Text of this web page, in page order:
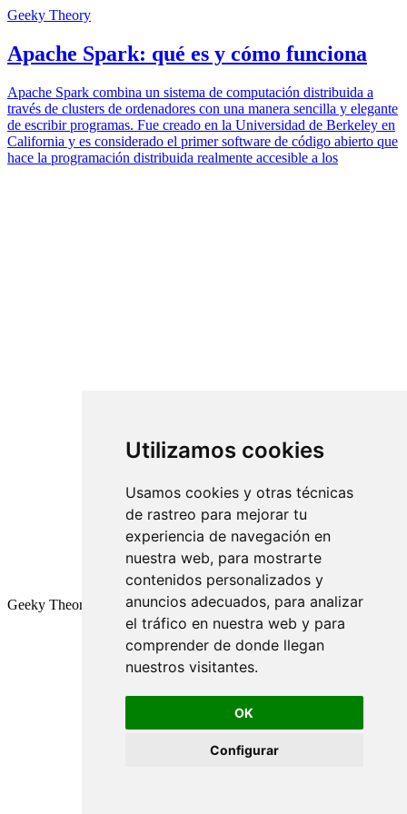
Utilizamos cookies
Usamos cookies y otras técnicas
de rastreo para mejorar tu
experiencia de navegación en
nuestra web, para mostrarte
contenidos personalizados y
anuncios adecuados, para analizar
el tráfico en nuestra web y para
comprender de donde llegan
nuestros visitantes.
OK
Configurar
Geeky Theory
Apache Spark: qué es y cómo funciona
Apache Spark combina un sistema de computación distribuida a
través de clusters de ordenadores con una manera sencilla y elegante
de escribir programas. Fue creado en la Universidad de Berkeley en
California y es considerado el primer software de código abierto que
hace la programación distribuida realmente accesible a los
Geeky Theory © 2026